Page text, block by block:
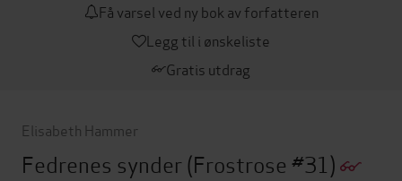
Få varsel ved ny bok av forfatteren
Legg til i ønskeliste
Gratis utdrag
Elisabeth Hammer
Fedrenes synder(Frostrose #31)